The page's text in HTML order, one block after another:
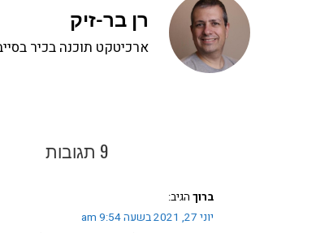
רן בר-זיק
ארכיטקט תוכנה בכיר
9 תגובות
ברוך הגיב:
יוני 27, 2021 בשעה 9:54 am